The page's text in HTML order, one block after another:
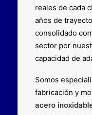
reales de cada
años de
consolidado
sector por
capacidad de
Somos
fabricación y
acero